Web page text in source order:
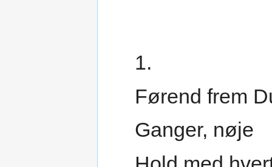
1.
Førend frem
Ganger, nøje